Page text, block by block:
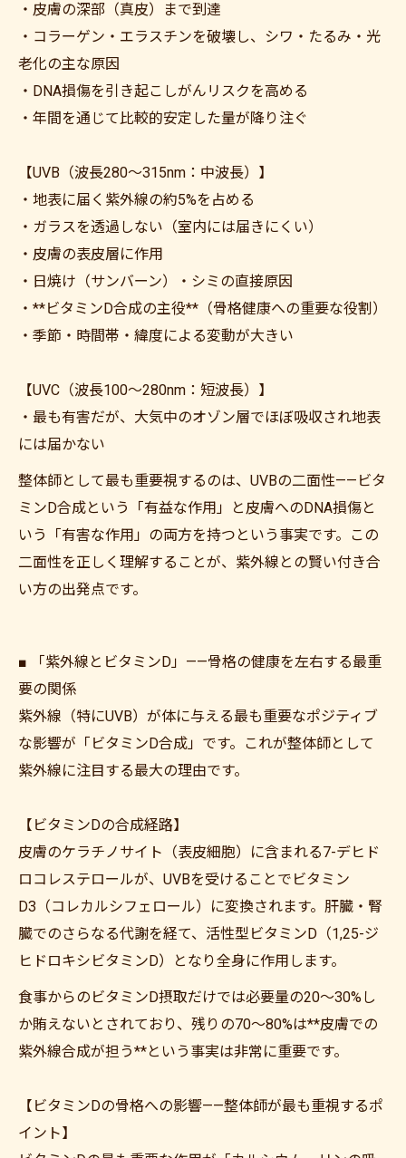
・皮膚の深部（真皮）まで到達
・コラーゲン・エラスチンを破壊し、シワ・たるみ・光
老化の主な原因
・DNA損傷を引き起こしがんリスクを高める
・年間を通じて比較的安定した量が降り注ぐ
【UVB（波長280〜315nm：中波長）】
・地表に届く紫外線の約5%を占める
・ガラスを透過しない（室内には届きにくい）
・皮膚の表皮層に作用
・日焼け（サンバーン）・シミの直接原因
・**ビタミンD合成の主役**（骨格健康への重要な役割）
・季節・時間帯・緯度による変動が大きい
【UVC（波長100〜280nm：短波長）】
・最も有害だが、大気中のオゾン層でほぼ吸収され地表
には届かない
整体師として最も重要視するのは、UVBの二面性——ビタ
ミンD合成という「有益な作用」と皮膚へのDNA損傷と
いう「有害な作用」の両方を持つという事実です。この
二面性を正しく理解することが、紫外線との賢い付き合
い方の出発点です。
■ 「紫外線とビタミンD」——骨格の健康を左右する最重
要の関係
紫外線（特にUVB）が体に与える最も重要なポジティブ
な影響が「ビタミンD合成」です。これが整体師として
紫外線に注目する最大の理由です。
【ビタミンDの合成経路】
皮膚のケラチノサイト（表皮細胞）に含まれる7-デヒド
ロコレステロールが、UVBを受けることでビタミン
D3（コレカルシフェロール）に変換されます。肝臓・腎
臓でのさらなる代謝を経て、活性型ビタミンD（1,25-ジ
ヒドロキシビタミンD）となり全身に作用します。
食事からのビタミンD摂取だけでは必要量の20〜30%し
か賄えないとされており、残りの70〜80%は**皮膚での
紫外線合成が担う**という事実は非常に重要です。
【ビタミンDの骨格への影響——整体師が最も重視するポ
イント】